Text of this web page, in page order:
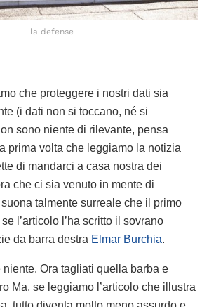
la defense
che proteggere i nostri dati sia
(i dati non si toccano, né si
sono niente di rilevante, pensa
prima volta che leggiamo la notizia
di mandarci a casa nostra dei
che ci sia venuto in mente di
talmente surreale che il primo
l’articolo l’ha scritto il sovrano
da barra destra Elmar Burchia.
niente. Ora tagliati quella barba e
Ma, se leggiamo l’articolo che illustra